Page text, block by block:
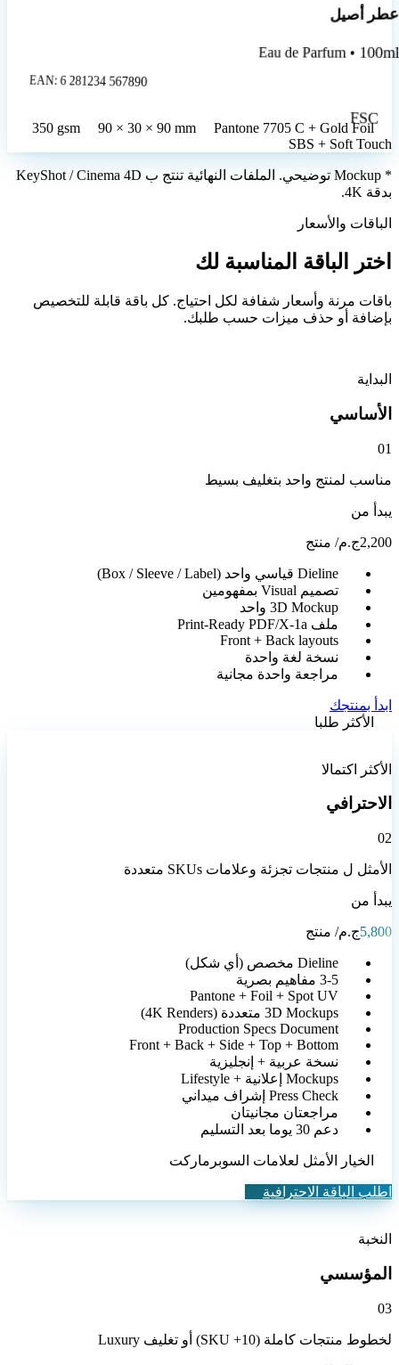
أصيل
Eau de Parfum •
EAN: 6 281234 567890
FSC
Pantone 7705 C + Gold Foil
90 × 30 × 90 mm
350 gsm
SBS + Soft Touch
* Mockup توضيحي. الملفات النهائية تنتج ب KeyShot / Cinema 4D
بدقة 4K.
الباقات والأسعار
اختر الباقة المناسبة لك
باقات مرنة وأسعار شفافة لكل احتياج. كل باقة قابلة للتخصيص
بإضافة أو حذف ميزات حسب طلبك.
البداية
الأساسي
0
مناسب لمنتج واحد بتغليف بسيط
يبدأ من
2,200ج.م/ منتج
Dieline قياسي واحد (Box / Sleeve / Label)
تصميم Visual بمفهومين
3D Mockup واحد
ملف Print-Ready PDF/X-1a
Front + Back layouts
نسخة لغة واحدة
مراجعة واحدة مجانية
ابدأ بمنتجك
الأكثر طلبا
الأكثر اكتمالا
الاحترافي
0
الأمثل ل منتجات تجزئة وعلامات SKUs متعددة
يبدأ من
5,800ج.م/ منتج
Dieline مخصص (أي شكل)
3-5 مفاهيم بصرية
Pantone + Foil + Spot UV
3D Mockups متعددة (4K Renders)
Production Specs Document
Front + Back + Side + Top + Bottom
نسخة عربية + إنجليزية
Mockups إعلانية + Lifestyle
Press Check إشراف ميداني
مراجعتان مجانيتان
دعم 30 يوما بعد التسليم
الخيار الأمثل لعلامات السوبرماركت
اطلب الباقة الاحترافية
النخبة
المؤسسي
0
لخطوط منتجات كاملة (10+ SKU) أو تغليف Luxury